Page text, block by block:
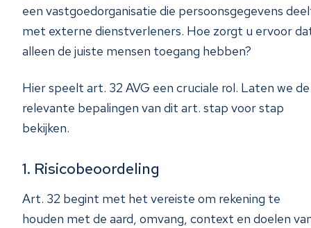
een vastgoedorganisatie die persoonsgegevens
met externe dienstverleners. Hoe zorgt u ervoor
alleen de juiste mensen toegang hebben?
Hier speelt art. 32 AVG een cruciale rol. Laten we de
relevante bepalingen van dit art. stap voor stap
bekijken.
1. Risicobeoordeling
Art. 32 begint met het vereiste om rekening te
houden met de aard, omvang, context en doelen